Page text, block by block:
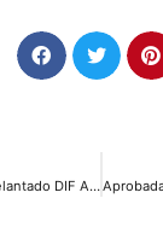
Festeja por adelantado DIF Ahome Día del Niño en el parque Sinaloa con regalos y sorpresas